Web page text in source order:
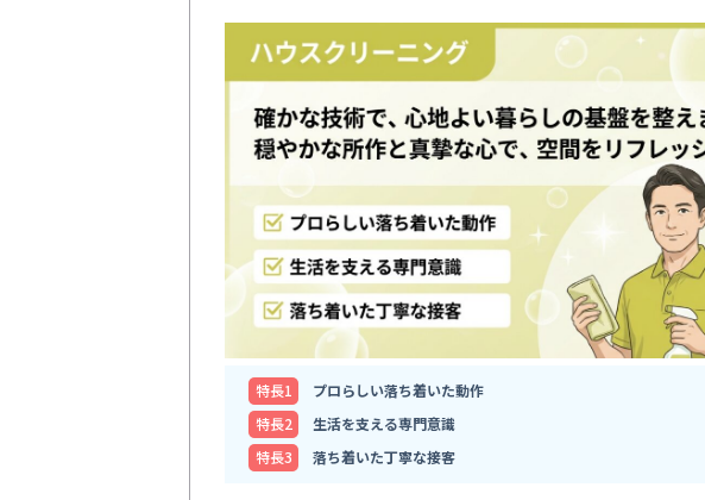
特⻑1
プロらしい落ち着いた動作
特⻑2
生活を支える専門意識
特⻑3
落ち着いた丁寧な接客